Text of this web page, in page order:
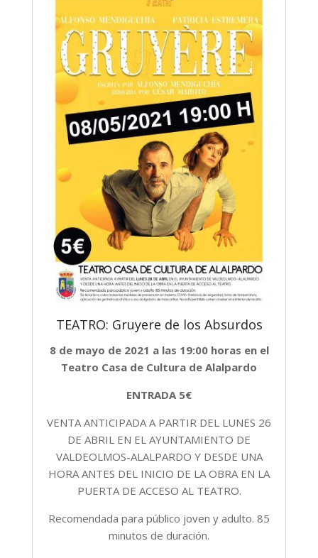
TEATRO: Gruyere de los Absurdos
8 de mayo de 2021 a las 19:00 horas en el
Teatro Casa de Cultura de Alalpardo
ENTRADA 5€
VENTA ANTICIPADA A PARTIR DEL LUNES 26
DE ABRIL EN EL AYUNTAMIENTO DE
VALDEOLMOS-ALALPARDO Y DESDE UNA
HORA ANTES DEL INICIO DE LA OBRA EN LA
PUERTA DE ACCESO AL TEATRO.
Recomendada para público joven y adulto. 85
minutos de duración.